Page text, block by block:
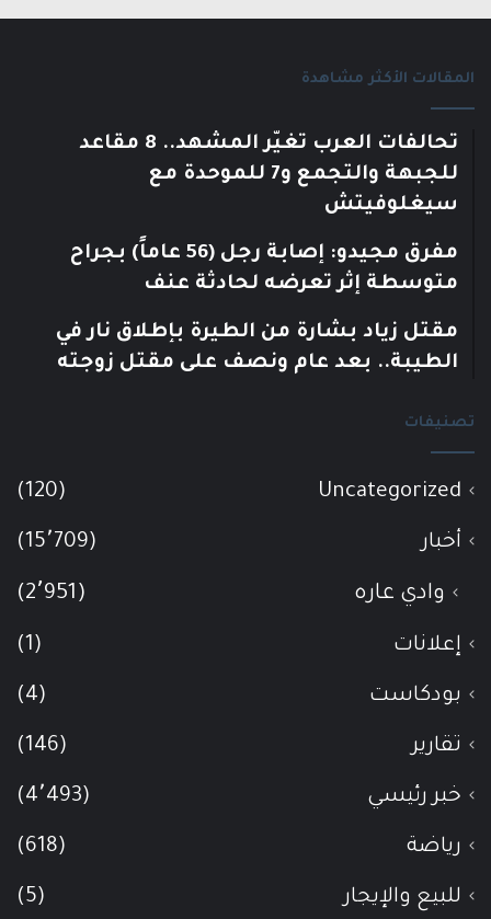
المقالات الأكثر مشاهدة
تحالفات العرب تغيّر المشهد.. 8 مقاعد
للجبهة والتجمع و7 للموحدة مع
سيغلوفيتش
مفرق مجيدو: إصابة رجل (56 عاماً) بجراح
متوسطة إثر تعرضه لحادثة عنف
مقتل زياد بشارة من الطيرة بإطلاق نار في
الطيبة.. بعد عام ونصف على مقتل زوجته
تصنيفات
Uncategorized
(120)
أخبار (15٬709)
وادي عاره (2٬951)
إعلانات (1)
بودكاست (4)
تقارير (146)
خبر رئيسي (4٬493)
رياضة (618)
للبيع والإيجار (5)